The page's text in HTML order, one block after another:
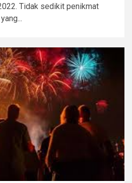
Tidak sedikit penikmat